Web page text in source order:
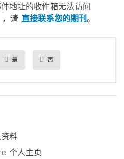
地址的收件箱无法访问
，请 直接联系您的期刊。
是 否
料
个人主页